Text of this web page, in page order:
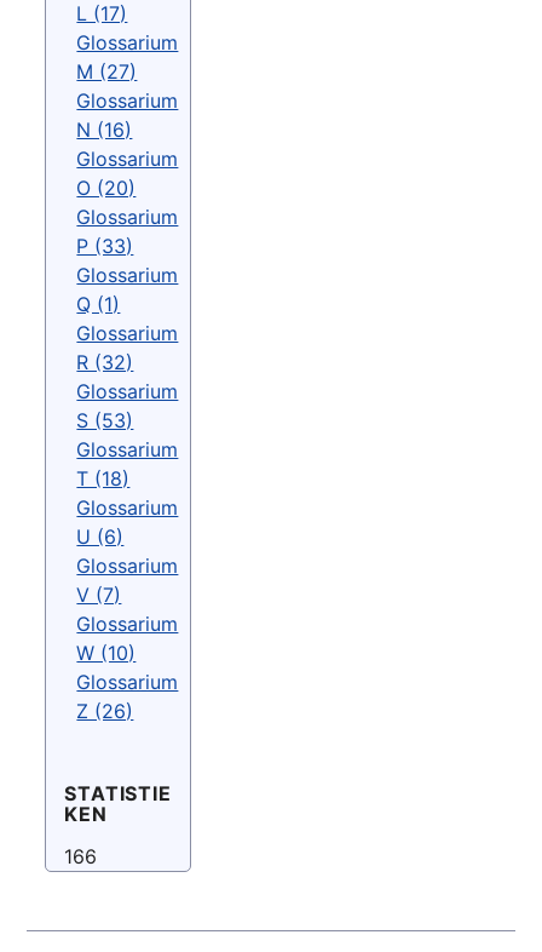
L (17)
Glossarium
M (27)
Glossarium
N (16)
Glossarium
O (20)
Glossarium
P (33)
Glossarium
Q (1)
Glossarium
R (32)
Glossarium
S (53)
Glossarium
T (18)
Glossarium
U (6)
Glossarium
V (7)
Glossarium
W (10)
Glossarium
Z (26)
STATISTIE
KEN
166